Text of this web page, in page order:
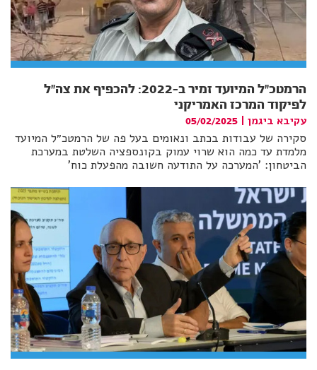
הרמטכ״ל המיועד זמיר ב-2022: להכפיף את צה״ל
לפיקוד המרכז האמריקני
עקיבא ביגמן |
05/02/2025
סקירה של עבודות בכתב ונאומים בעל פה של הרמטכ״ל המיועד
מלמדת עד כמה הוא שרוי עמוק בקונספציה השלטת במערכת
הביטחון: 'המערכה על התודעה חשובה מהפעלת כוח'